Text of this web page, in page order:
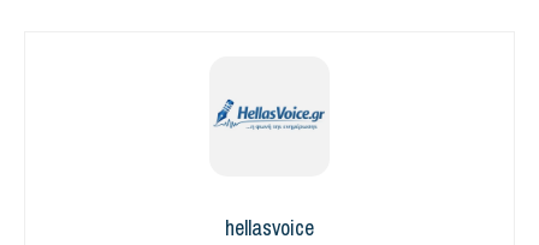
hellasvoice